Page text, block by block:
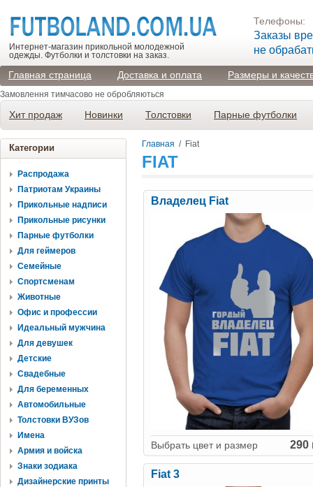
Интернет-магазин прикольной молодежной
одежды. Футболки и толстовки на заказ.
Телефоны:
Заказы
не
Главная страница Доставка и оплата Размеры и
Замовлення тимчасово не обробляються
Хит продаж Новинки Толстовки Парные футболки
Категории
Распродажа
Патриотам Украины
Прикольные надписи
Прикольные рисунки
Парные футболки
Для геймеров
Семейные
Спортсменам
Животные
Офис и профессии
Идеальный мужчина
Для девушек
Детские
Свадебные
Для беременных
Автомобильные
Толстовки ВУЗов
Имена
Армия и войска
Знаки зодиака
Дизайнерские принты
Главная / Fiat
FIAT
Владелец Fiat
Выбрать цвет и размер 290
Fiat 3